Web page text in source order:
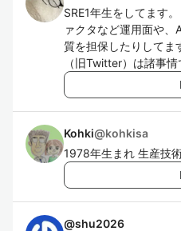
SRE1年生をしてます
ァクタなど運用面や
質を担保したりしてま
（旧Twitter）は諸事情
Kohki@kohkisa
1978年生まれ 生産技
@shu2026